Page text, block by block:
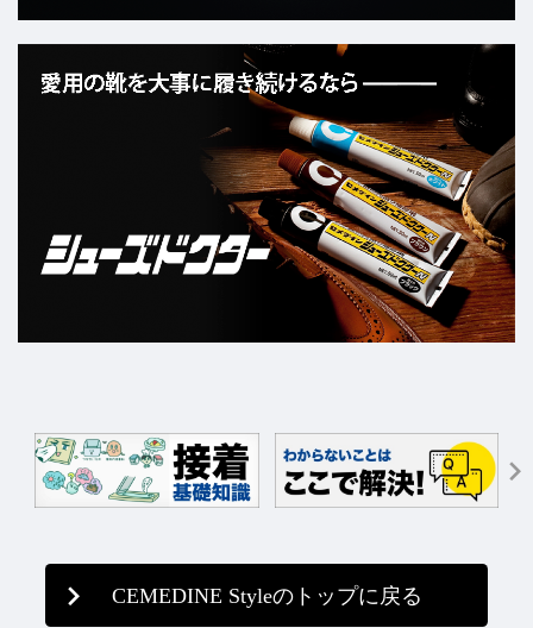
CEMEDINE Styleのトップに戻る